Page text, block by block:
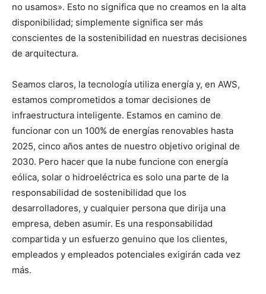
no usamos». Esto no significa que no creamos en la alta
disponibilidad; simplemente significa ser más
conscientes de la sostenibilidad en nuestras decisiones
de arquitectura.
Seamos claros, la tecnología utiliza energía y, en AWS,
estamos comprometidos a tomar decisiones de
infraestructura inteligente. Estamos en camino de
funcionar con un 100% de energías renovables hasta
2025, cinco años antes de nuestro objetivo original de
2030. Pero hacer que la nube funcione con energía
eólica, solar o hidroeléctrica es solo una parte de la
responsabilidad de sostenibilidad que los
desarrolladores, y cualquier persona que dirija una
empresa, deben asumir. Es una responsabilidad
compartida y un esfuerzo genuino que los clientes,
empleados y empleados potenciales exigirán cada vez
más.